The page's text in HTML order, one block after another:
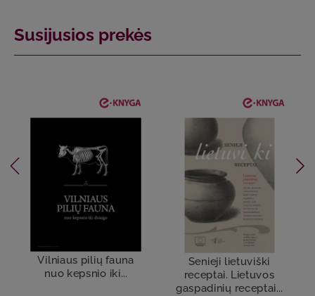
Susijusios prekės
Vilniaus pilių fauna
nuo kepsnio iki...
Senieji lietuviški
receptai. Lietuvos
gaspadinių receptai...